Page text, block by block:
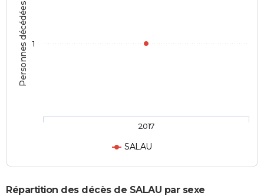
Personnes décédées
SALAU
2017
1
Répartition des décès de SALAU par sexe